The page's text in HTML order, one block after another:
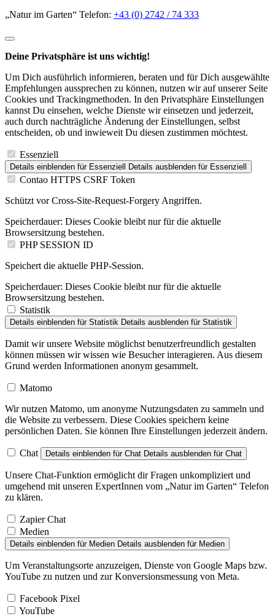
„Natur im Garten“ Telefon: +43 (0) 2742 / 74 333
Deine Privatsphäre ist uns wichtig!
Um Dich ausführlich informieren, beraten und für Dich ausgewählte
Empfehlungen aussprechen zu können, nutzen wir auf unserer Seite
Cookies und Trackingmethoden. In den Privatsphäre Einstellungen
kannst Du einsehen, welche Dienste wir einsetzen und jederzeit,
auch durch nachträgliche Änderung der Einstellungen, selbst
entscheiden, ob und inwieweit Du diesen zustimmen möchtest.
Essenziell
Details einblenden für Essenziell Details ausblenden für Essenziell
Contao HTTPS CSRF Token
Schützt vor Cross-Site-Request-Forgery Angriffen.
Speicherdauer: Dieses Cookie bleibt nur für die aktuelle
Browsersitzung bestehen.
PHP SESSION ID
Speichert die aktuelle PHP-Session.
Speicherdauer: Dieses Cookie bleibt nur für die aktuelle
Browsersitzung bestehen.
Statistik
Details einblenden für Statistik Details ausblenden für Statistik
Damit wir unsere Website möglichst benutzerfreundlich gestalten
können müssen wir wissen wie Besucher interagieren. Aus diesem
Grund werden Informationen anonym gesammelt.
Matomo
Wir nutzen Matomo, um anonyme Nutzungsdaten zu sammeln und
die Website zu verbessern. Diese Cookies speichern keine
persönlichen Daten. Sie können Ihre Einstellungen jederzeit ändern.
Chat Details einblenden für Chat Details ausblenden für Chat
Unsere Chat-Funktion ermöglicht dir Fragen unkompliziert und
umgehend mit unseren ExpertInnen vom „Natur im Garten“ Telefon
zu klären.
Zapier Chat
Medien
Details einblenden für Medien Details ausblenden für Medien
Um Veranstaltungsorte anzuzeigen, Dienste von Google Maps bzw.
YouTube zu nutzen und zur Konversionsmessung von Meta.
Facebook Pixel
YouTube